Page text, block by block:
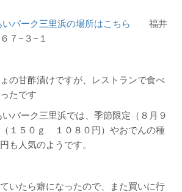
パーク三里浜の場所はこちら
福井
７−３−１
の甘酢漬けですが、レストランで食べ
たです
パーク三里浜では、季節限定（８月９
１５０ｇ １０８０円）やおでんの種
も人気のようです。
いたら癖になったので、また買いに行